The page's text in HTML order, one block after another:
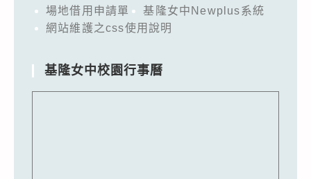
場地借用申請單
基隆女中Newplus系統
網站維護之css使用說明
基隆女中校園行事曆